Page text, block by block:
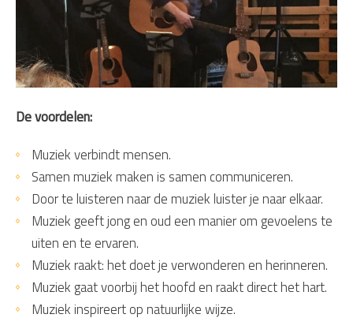
De voordelen:
Muziek verbindt mensen.
Samen muziek maken is samen communiceren.
Door te luisteren naar de muziek luister je naar elkaar.
Muziek geeft jong en oud een manier om gevoelens te
uiten en te ervaren.
Muziek raakt: het doet je verwonderen en herinneren.
Muziek gaat voorbij het hoofd en raakt direct het hart.
Muziek inspireert op natuurlijke wijze.